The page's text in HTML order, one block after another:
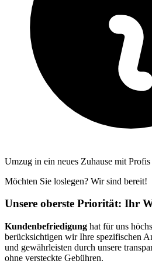
Umzug in ein neues Zuhause mit Profis
Möchten Sie loslegen? Wir sind bereit!
Unsere oberste Priorität: Ihr
Kundenbefriedigung hat für uns
berücksichtigen wir Ihre spezifischen
und gewährleisten durch unsere
ohne versteckte Gebühren.